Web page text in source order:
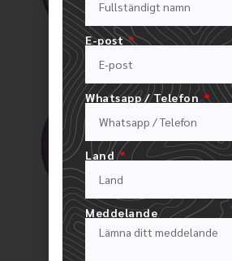
Matchande trådöglor
E-post
Whatsapp / Telefon
Land
Meddelande